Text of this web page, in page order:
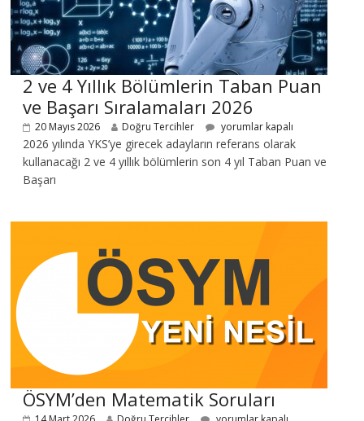
2 ve 4 Yıllık Bölümlerin Taban Puan
ve Başarı Sıralamaları 2026
20 Mayıs 2026 Doğru Tercihler yorumlar kapalı
2026 yılında YKS’ye girecek adayların referans olarak
kullanacağı 2 ve 4 yıllık bölümlerin son 4 yıl Taban Puan ve
Başarı
ÖSYM’den Matematik Soruları